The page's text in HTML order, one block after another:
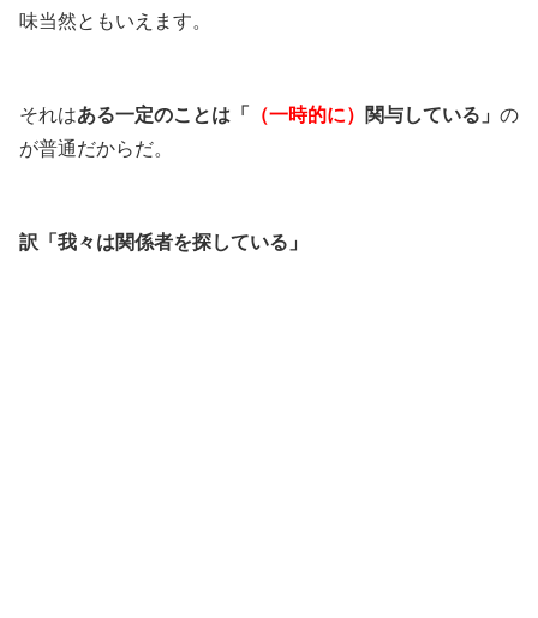
味当然ともいえます。
それはある一定のことは「 （一時的に） 関与している」 の
が普通だからだ。
訳「我々は関係者を探している」